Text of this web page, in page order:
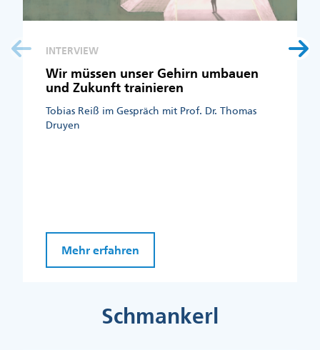
INTERVIEW
Wir müssen unser Gehirn umbauen
und Zukunft trainieren
Tobias Reiß im Gespräch mit Prof. Dr. Thomas
Druyen
Mehr erfahren
Schmankerl